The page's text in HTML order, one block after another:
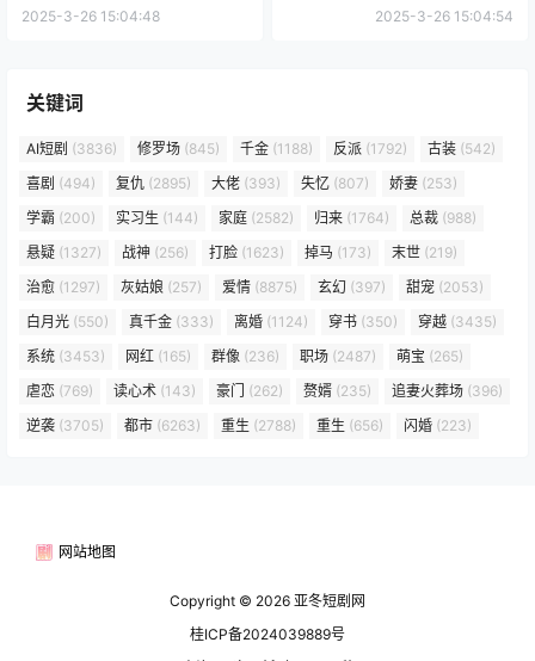
2025-3-26 15:04:48 2025-3-26 15:04:54
关键词
AI短剧 (3836) 修罗场 (845) 千金 (1188) 反派 (1792) 古装 (542)
喜剧 (494) 复仇 (2895) 大佬 (393) 失忆 (807) 娇妻 (253)
学霸 (200) 实习生 (144) 家庭 (2582) 归来 (1764) 总裁 (988)
悬疑 (1327) 战神 (256) 打脸 (1623) 掉马 (173) 末世 (219)
治愈 (1297) 灰姑娘 (257) 爱情 (8875) 玄幻 (397) 甜宠 (2053)
白月光 (550) 真千金 (333) 离婚 (1124) 穿书 (350) 穿越 (3435)
系统 (3453) 网红 (165) 群像 (236) 职场 (2487) 萌宝 (265)
虐恋 (769) 读心术 (143) 豪门 (262) 赘婿 (235) 追妻火葬场 (396)
逆袭 (3705) 都市 (6263) 重生 (2788) 重生 (656) 闪婚 (223)
网站地图
Copyright © 2026 亚冬短剧网
桂ICP备2024039889号